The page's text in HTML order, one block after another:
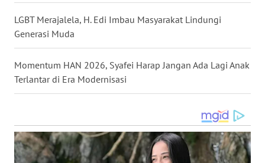
LGBT Merajalela, H. Edi Imbau Masyarakat Lindungi
Generasi Muda
Momentum HAN 2026, Syafei Harap Jangan Ada Lagi Anak
Terlantar di Era Modernisasi
SERDANG
TEBING
TINGGI
PAKPAK
WN